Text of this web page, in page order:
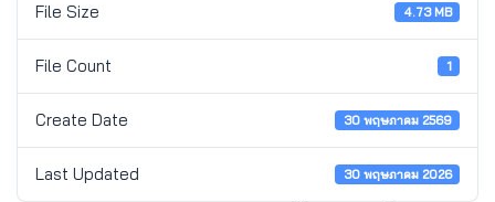
File Size 4.73 MB
File Count 1
Create Date 30 พฤษภาคม 2569
Last Updated 30 พฤษภาคม 2026